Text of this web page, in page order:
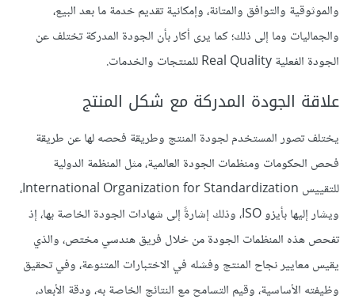
والموثوقية والتوافق والمتانة، وإمكانية تقديم خدمة ما بعد البيع،
والجماليات وما إلى ذلك؛ كما يرى أكار بأن الجودة المدركة تختلف عن
الجودة الفعلية Real Quality للمنتجات والخدمات.
علاقة الجودة المدركة مع شكل المنتج
يختلف تصور المستخدم لجودة المنتج وطريقة فحصه لها عن طريقة
فحص الحكومات ومنظمات الجودة العالمية، مثل المنظمة الدولية
للتقييس International Organization for Standardization،
ويشار إليها بأيزو ISO، وذلك إشارةً إلى شهادات الجودة الخاصة بها، إذ
تفحص هذه المنظمات الجودة من خلال فريق هندسي مختص، والذي
يقيس معايير نجاح المنتج وفشله في الاختبارات المتنوعة، وفي تحقيق
وظيفته الأساسية، وقيم التسامح مع النتائج الخاصة به، ودقة الأبعاد،